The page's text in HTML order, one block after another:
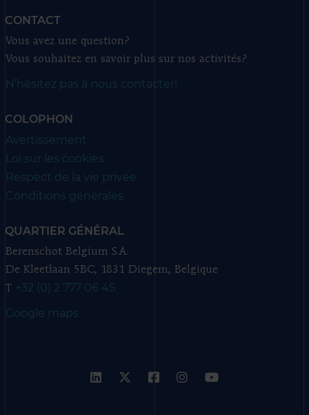
CONTACT
Vous avez une question?
Vous souhaitez en savoir plus sur nos activités?
N’hésitez pas à nous contacter!
COLOPHON
Avertissement
Loi sur les cookies
Respect de la vie privée
Conditions générales
QUARTIER GÉNÉRAL
Berenschot Belgium S.A.
De Kleetlaan 5BC, 1831 Diegem, Belgique
T +32 (0) 2 777 06 45
Google maps